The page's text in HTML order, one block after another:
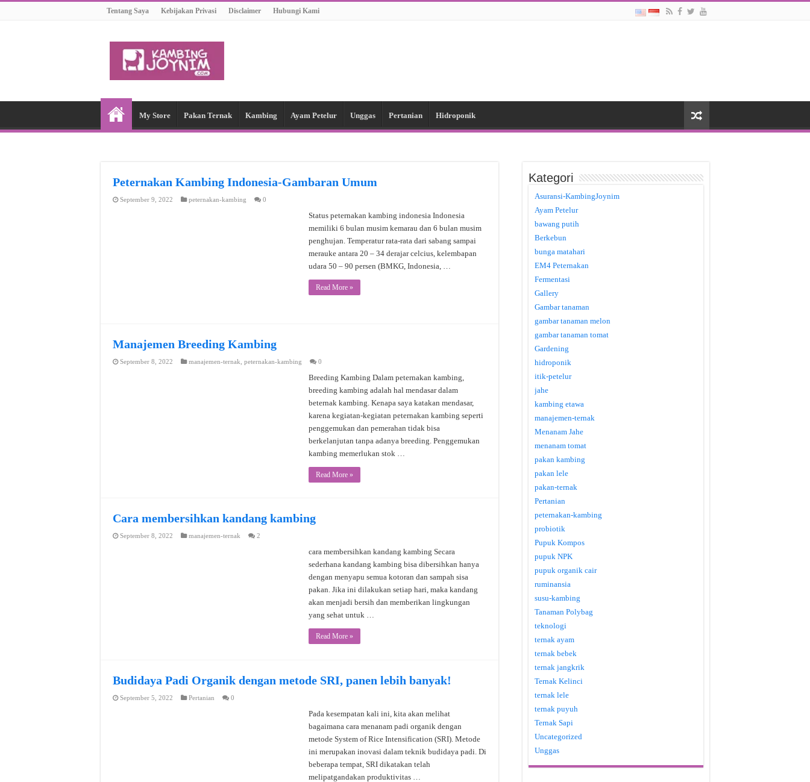
Tentang Saya Kebijakan Privasi Disclaimer Hubungi Kami
My Store Pakan Ternak Kambing Ayam Petelur Unggas Pertanian Hidroponik
Peternakan Kambing Indonesia-Gambaran Umum
September 9, 2022 peternakan-kambing 0
Status peternakan kambing indonesia Indonesia
memiliki 6 bulan musim kemarau dan 6 bulan musim
penghujan. Temperatur rata-rata dari sabang sampai
merauke antara 20 – 34 derajar celcius, kelembapan
udara 50 – 90 persen (BMKG, Indonesia, …
Read More »
Manajemen Breeding Kambing
September 8, 2022 manajemen-ternak peternakan-kambing 0
Breeding Kambing Dalam peternakan kambing,
breeding kambing adalah hal mendasar dalam
beternak kambing. Kenapa saya katakan mendasar,
karena kegiatan-kegiatan peternakan kambing seperti
penggemukan dan pemerahan tidak bisa
berkelanjutan tanpa adanya breeding. Penggemukan
kambing memerlukan stok …
Read More »
Cara membersihkan kandang kambing
September 8, 2022 manajemen-ternak 2
cara membersihkan kandang kambing Secara
sederhana kandang kambing bisa dibersihkan hanya
dengan menyapu semua kotoran dan sampah sisa
pakan. Jika ini dilakukan setiap hari, maka kandang
akan menjadi bersih dan memberikan lingkungan
yang sehat untuk …
Read More »
Budidaya Padi Organik dengan metode SRI, panen lebih banyak!
September 5, 2022 Pertanian 0
Pada kesempatan kali ini, kita akan melihat
bagaimana cara menanam padi organik dengan
metode System of Rice Intensification (SRI). Metode
ini merupakan inovasi dalam teknik budidaya padi. Di
beberapa tempat, SRI dikatakan telah
melipatgandakan produktivitas …
Kategori
Asuransi-KambingJoynim
Ayam Petelur
bawang putih
Berkebun
bunga matahari
EM4 Peternakan
Fermentasi
Gallery
Gambar tanaman
gambar tanaman melon
gambar tanaman tomat
Gardening
hidroponik
itik-petelur
jahe
kambing etawa
manajemen-ternak
Menanam Jahe
menanam tomat
pakan kambing
pakan lele
pakan-ternak
Pertanian
peternakan-kambing
probiotik
Pupuk Kompos
pupuk NPK
pupuk organik cair
ruminansia
susu-kambing
Tanaman Polybag
teknologi
ternak ayam
ternak bebek
ternak jangkrik
Ternak Kelinci
ternak lele
ternak puyuh
Ternak Sapi
Uncategorized
Unggas